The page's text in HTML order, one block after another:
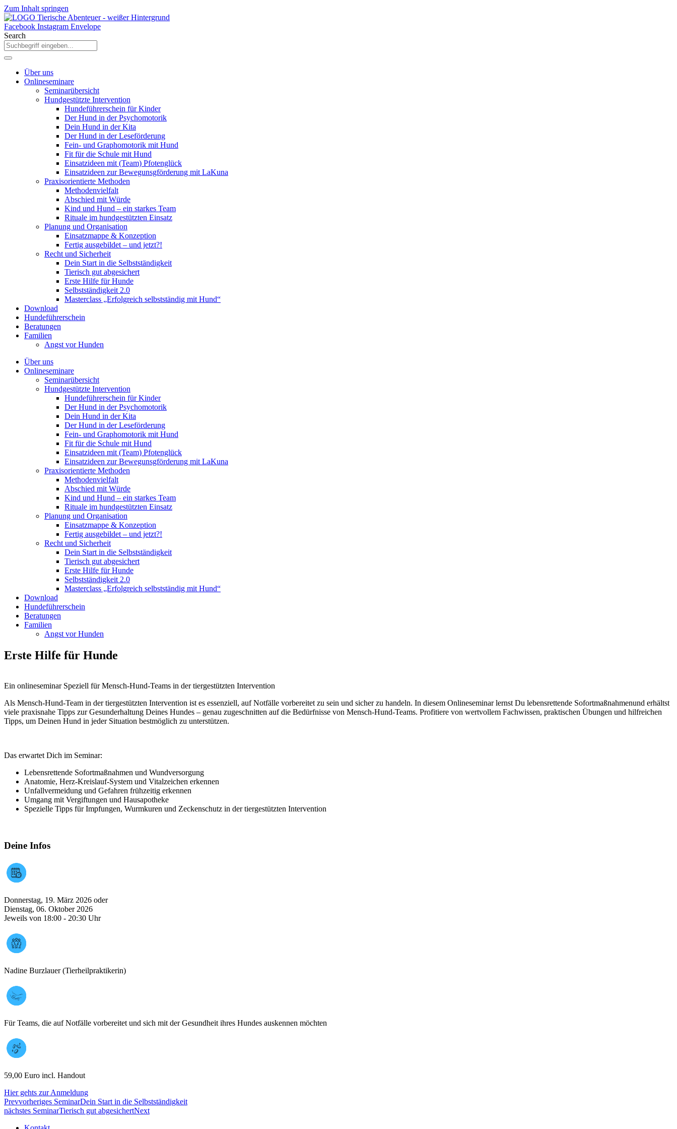
Zum Inhalt springen
Facebook Instagram Envelope
Search
Über uns
Onlineseminare
Seminarübersicht
Hundgestützte Intervention
Hundeführerschein für Kinder
Der Hund in der Psychomotorik
Dein Hund in der Kita
Der Hund in der Leseförderung
Fein- und Graphomotorik mit Hund
Fit für die Schule mit Hund
Einsatzideen mit (Team) Pfotenglück
Einsatzideen zur Bewegunsgförderung mit LaKuna
Praxisorientierte Methoden
Methodenvielfalt
Abschied mit Würde
Kind und Hund – ein starkes Team
Rituale im hundgestützten Einsatz
Planung und Organisation
Einsatzmappe & Konzeption
Fertig ausgebildet – und jetzt?!
Recht und Sicherheit
Dein Start in die Selbstständigkeit
Tierisch gut abgesichert
Erste Hilfe für Hunde
Selbstständigkeit 2.0
Masterclass „Erfolgreich selbstständig mit Hund“
Download
Hundeführerschein
Beratungen
Familien
Angst vor Hunden
Über uns
Onlineseminare
Seminarübersicht
Hundgestützte Intervention
Hundeführerschein für Kinder
Der Hund in der Psychomotorik
Dein Hund in der Kita
Der Hund in der Leseförderung
Fein- und Graphomotorik mit Hund
Fit für die Schule mit Hund
Einsatzideen mit (Team) Pfotenglück
Einsatzideen zur Bewegunsgförderung mit LaKuna
Praxisorientierte Methoden
Methodenvielfalt
Abschied mit Würde
Kind und Hund – ein starkes Team
Rituale im hundgestützten Einsatz
Planung und Organisation
Einsatzmappe & Konzeption
Fertig ausgebildet – und jetzt?!
Recht und Sicherheit
Dein Start in die Selbstständigkeit
Tierisch gut abgesichert
Erste Hilfe für Hunde
Selbstständigkeit 2.0
Masterclass „Erfolgreich selbstständig mit Hund“
Download
Hundeführerschein
Beratungen
Familien
Angst vor Hunden
Erste Hilfe für Hunde
Ein onlineseminar Speziell für Mensch-Hund-Teams in der tiergestützten Intervention
Als Mensch-Hund-Team in der tiergestützten Intervention ist es essenziell, auf Notfälle vorbereitet zu sein und sicher zu handeln. In diesem Onlineseminar lernst Du lebensrettende Sofortmaßnahmenund erhältst
viele praxisnahe Tipps zur Gesunderhaltung Deines Hundes – genau zugeschnitten auf die Bedürfnisse von Mensch-Hund-Teams. Profitiere von wertvollem Fachwissen, praktischen Übungen und hilfreichen
Tipps, um Deinen Hund in jeder Situation bestmöglich zu unterstützen.
Das erwartet Dich im Seminar:
Lebensrettende Sofortmaßnahmen und Wundversorgung
Anatomie, Herz-Kreislauf-System und Vitalzeichen erkennen
Unfallvermeidung und Gefahren frühzeitig erkennen
Umgang mit Vergiftungen und Hausapotheke
Spezielle Tipps für Impfungen, Wurmkuren und Zeckenschutz in der tiergestützten Intervention
Deine Infos
Donnerstag, 19. März 2026 oder
Dienstag, 06. Oktober 2026
Jeweils von 18:00 - 20:30 Uhr
Nadine Burzlauer (Tierheilpraktikerin)
Für Teams, die auf Notfälle vorbereitet und sich mit der Gesundheit ihres Hundes auskennen möchten
59,00 Euro incl. Handout
Hier gehts zur Anmeldung
Prevvorheriges SeminarDein Start in die Selbstständigkeit
nächstes SeminarTierisch gut abgesichertNext